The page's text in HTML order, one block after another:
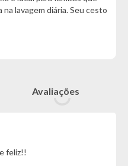
lavagem diária. Seu cesto
com máxima
do sabão e
exatamente o volume
acelera a
o reaproveitamento da
Avaliações
feliz!!